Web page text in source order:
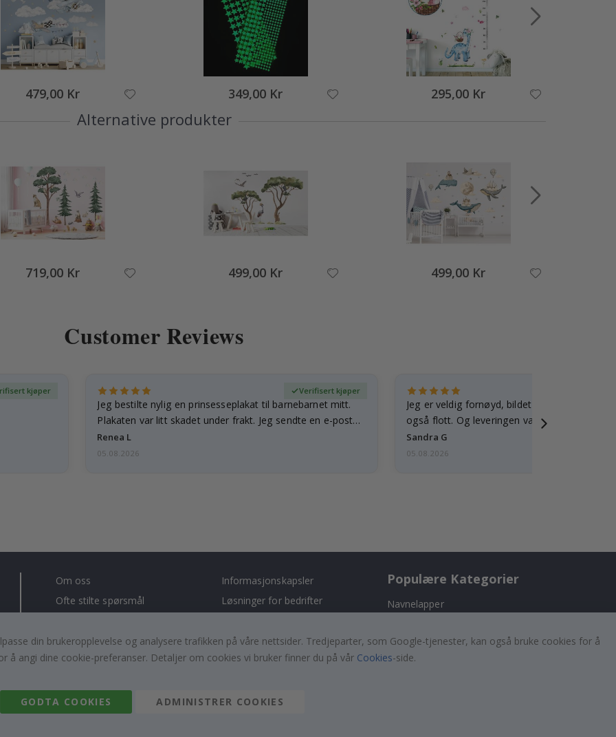
479,00 Kr 349,00 Kr 295,00 Kr
Alternative produkter
719,00 Kr 499,00 Kr 499,00 Kr
Customer Reviews
kjøper
Jeg bestilte nylig en prinsesseplakat til barnebarnet mitt.
Plakaten var litt skadet under frakt. Jeg sendte en e-post…
Renea L
Verifisert kjøper
05.08.2026
Jeg er veldig fornøyd, bildet er godt laget og
også flott. Og leveringen var rask.
Sandra G
05.08.2026
Om oss
Ofte stilte spørsmål
Rett til å angre
Vilkår og betingelser
Informasjonskapsler
Løsninger for bedrifter
Anmeldelser
Samarbeid med oss!
Populære Kategorier
Navnelapper
Selvklebende fliser
Plakater
din brukeropplevelse og analysere trafikken på våre nettsider. Tredjeparter, som Google-tjenester, kan også bruke cookies for å
å angi dine cookie-preferanser. Detaljer om cookies vi bruker finner du på vår Cookies-side.
GODTA COOKIES ADMINISTRER COOKIES